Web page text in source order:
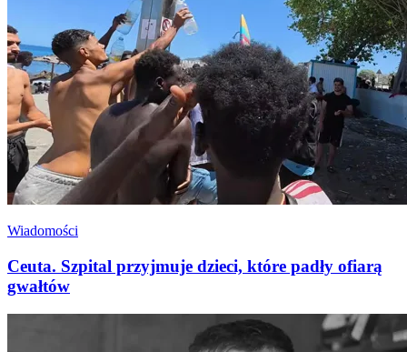
Wiadomości
Ceuta. Szpital przyjmuje dzieci, które padły ofiarą
gwałtów